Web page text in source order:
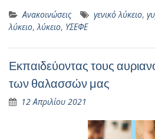
Ανακοινώσεις γενικό λύκειο,
λύκειο,λύκειο, ΥΣΕΦΕ
Εκπαιδεύοντας τους
των θαλασσών μας
12 Απριλίου 2021